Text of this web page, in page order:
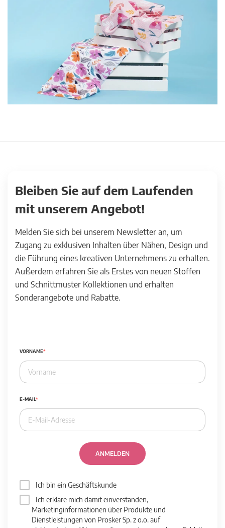
Bleiben Sie auf dem Laufenden
mit unserem Angebot!
Melden Sie sich bei unserem Newsletter an, um
Zugang zu exklusiven Inhalten über Nähen, Design und
die Führung eines kreativen Unternehmens zu erhalten.
Außerdem erfahren Sie als Erstes von neuen Stoffen
und Schnittmuster Kollektionen und erhalten
Sonderangebote und Rabatte.
VORNAME
E-MAIL
ANMELDEN
Ich bin ein Geschäftskunde
Ich erkläre mich damit einverstanden,
Marketinginformationen über Produkte und
Dienstleistungen von Prosker Sp. z o.o. auf